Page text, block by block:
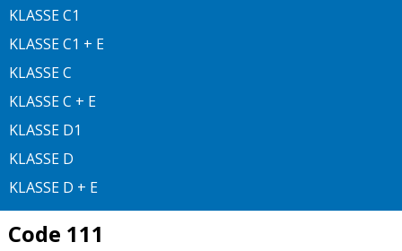
KLASSE C1
KLASSE C1 + E
KLASSE C
KLASSE C + E
KLASSE D1
KLASSE D
KLASSE D + E
Code 111